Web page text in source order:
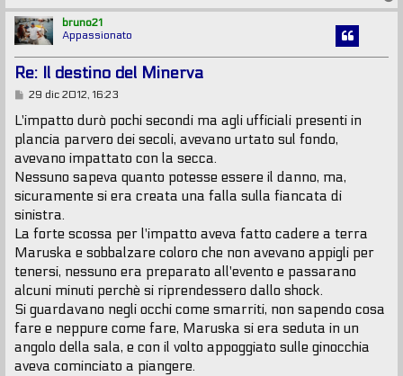
o
bruno21
Appassionato
Re: Il destino del Minerva
M
s
a
g
i
o
29 dic 2012, 16:23
L'impatto durò pochi secondi ma agli ufficiali presenti in
plancia parvero dei secoli, avevano urtato sul fondo,
avevano impattato con la secca.
Nessuno sapeva quanto potesse essere il danno, ma,
sicuramente si era creata una falla sulla fiancata di
sinistra.
La forte scossa per l'impatto aveva fatto cadere a terra
Maruska e sobbalzare coloro che non avevano appigli per
tenersi, nessuno era preparato all'evento e passarano
alcuni minuti perchè si riprendessero dallo shock.
Si guardavano negli occhi come smarriti, non sapendo cosa
fare e neppure come fare, Maruska si era seduta in un
angolo della sala, e con il volto appoggiato sulle ginocchia
aveva cominciato a piangere.